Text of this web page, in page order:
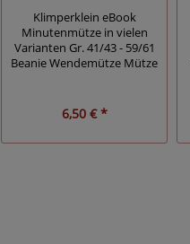
Klimperklein eBook
Minutenmütze in vielen
Varianten Gr. 41/43 - 59/61
Beanie Wendemütze Mütze
6,50 € *